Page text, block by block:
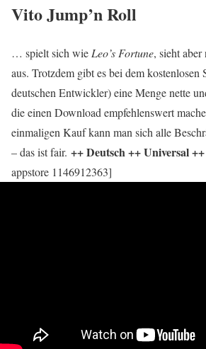
Vito Jump’n Roll
… spielt sich wie Leo’s Fortune, sieht
aus. Trotzdem gibt es bei dem kostenlosen
deutschen Entwickler) eine Menge nette
die einen Download empfehlenswert
einmaligen Kauf kann man sich alle
– das ist fair. ++ Deutsch ++ Universal
appstore 1146912363]